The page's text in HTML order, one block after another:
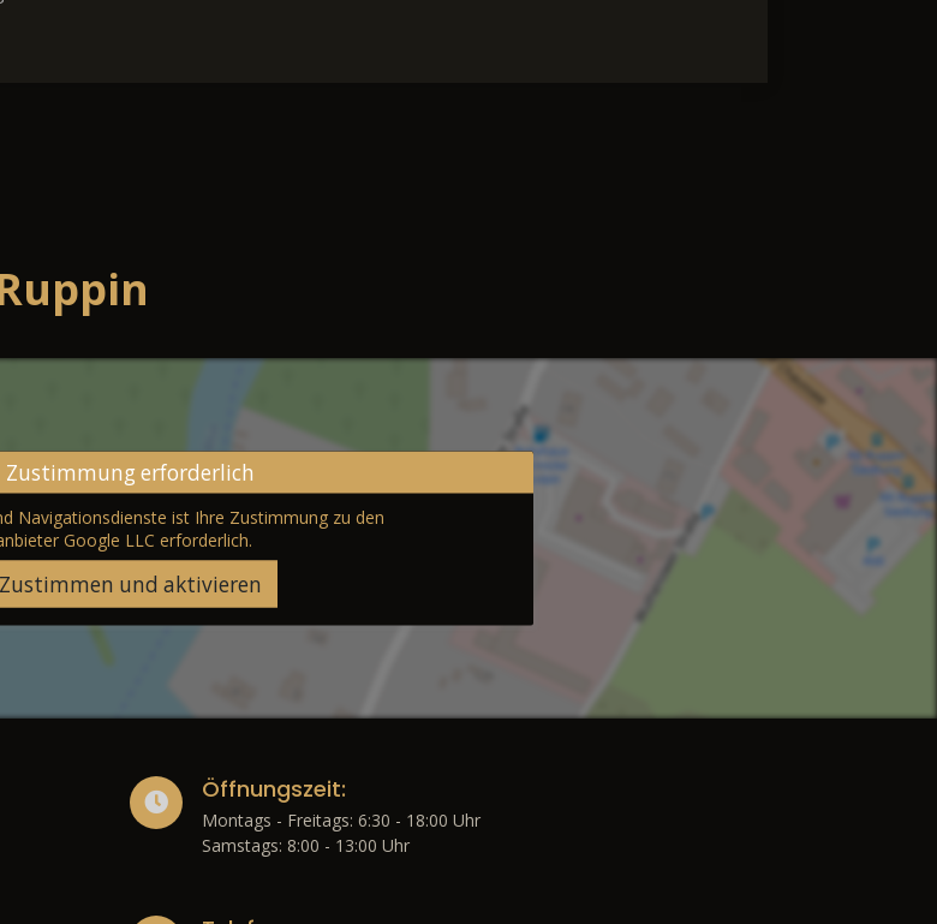
Zustimmung erforderlich
Navigationsdienste ist Ihre Zustimmung zu den
Google LLC erforderlich.
Zustimmen und aktivieren
Öffnungszeit:
Montags - Freitags: 6:30 - 18:00 Uhr
Samstags: 8:00 - 13:00 Uhr